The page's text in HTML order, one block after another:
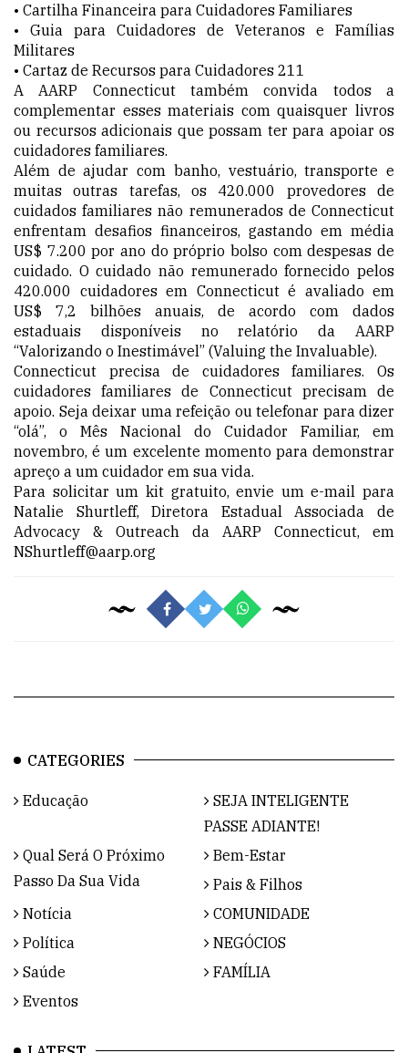
• Cartilha Financeira para Cuidadores Familiares
• Guia para Cuidadores de Veteranos e Famílias
Militares
• Cartaz de Recursos para Cuidadores 211
A AARP Connecticut também convida todos a
complementar esses materiais com quaisquer livros
ou recursos adicionais que possam ter para apoiar os
cuidadores familiares.
Além de ajudar com banho, vestuário, transporte e
muitas outras tarefas, os 420.000 provedores de
cuidados familiares não remunerados de Connecticut
enfrentam desafios financeiros, gastando em média
US$ 7.200 por ano do próprio bolso com despesas de
cuidado. O cuidado não remunerado fornecido pelos
420.000 cuidadores em Connecticut é avaliado em
US$ 7,2 bilhões anuais, de acordo com dados
estaduais disponíveis no relatório da AARP
“Valorizando o Inestimável” (Valuing the Invaluable).
Connecticut precisa de cuidadores familiares. Os
cuidadores familiares de Connecticut precisam de
apoio. Seja deixar uma refeição ou telefonar para dizer
“olá”, o Mês Nacional do Cuidador Familiar, em
novembro, é um excelente momento para demonstrar
apreço a um cuidador em sua vida.
Para solicitar um kit gratuito, envie um e-mail para
Natalie Shurtleff, Diretora Estadual Associada de
Advocacy & Outreach da AARP Connecticut, em
NShurtleff@aarp.org
CATEGORIES
Educação
SEJA INTELIGENTE
PASSE ADIANTE!
Qual Será O Próximo
Passo Da Sua Vida
Bem-Estar
Pais & Filhos
Notícia
COMUNIDADE
Política
NEGÓCIOS
Saúde
FAMÍLIA
Eventos